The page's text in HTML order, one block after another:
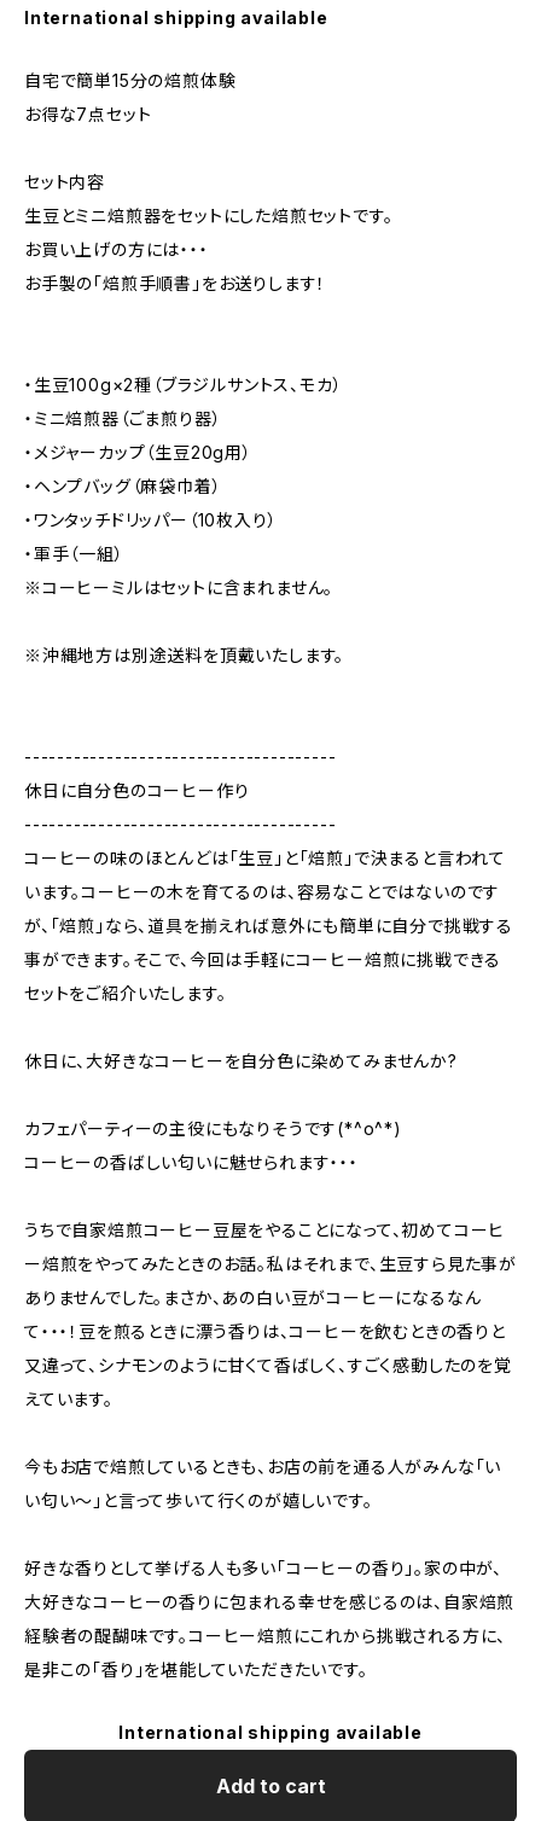
International shipping available
自宅で簡単15分の焙煎体験
お得な7点セット
セット内容
生豆とミニ焙煎器をセットにした焙煎セットです。
お買い上げの方には・・・
お手製の「焙煎手順書」をお送りします！
・生豆100g×2種（ブラジルサントス、モカ）
・ミニ焙煎器（ごま煎り器）
・メジャーカップ（生豆20g用）
・ヘンプバッグ（麻袋巾着）
・ワンタッチドリッパー（10枚入り）
・軍手（一組）
※コーヒーミルはセットに含まれません。
※沖縄地方は別途送料を頂戴いたします。
--------------------------------------
休日に自分色のコーヒー作り
--------------------------------------
コーヒーの味のほとんどは「生豆」と「焙煎」で決まると言われて
います。コーヒーの木を育てるのは、容易なことではないのです
が、「焙煎」なら、道具を揃えれば意外にも簡単に自分で挑戦する
事ができます。そこで、今回は手軽にコーヒー焙煎に挑戦できる
セットをご紹介いたします。
休日に、大好きなコーヒーを自分色に染めてみませんか?
カフェパーティーの主役にもなりそうです(*^o^*)
コーヒーの香ばしい匂いに魅せられます・・・
うちで自家焙煎コーヒー豆屋をやることになって、初めてコーヒ
ー焙煎をやってみたときのお話。私はそれまで、生豆すら見た事が
ありませんでした。まさか、あの白い豆がコーヒーになるなん
て・・・！豆を煎るときに漂う香りは、コーヒーを飲むときの香りと
又違って、シナモンのように甘くて香ばしく、すごく感動したのを覚
えています。
今もお店で焙煎しているときも、お店の前を通る人がみんな「い
い匂い〜」と言って歩いて行くのが嬉しいです。
好きな香りとして挙げる人も多い「コーヒーの香り」。家の中が、
大好きなコーヒーの香りに包まれる幸せを感じるのは、自家焙煎
経験者の醍醐味です。コーヒー焙煎にこれから挑戦される方に、
是非この「香り」を堪能していただきたいです。
International shipping available
Add to cart